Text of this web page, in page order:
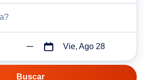
Vie, Ago 28